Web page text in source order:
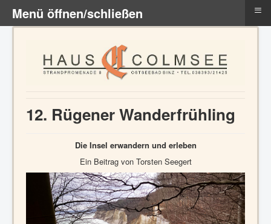
12. Rügener Wanderfrühling
Die Insel erwandern und erleben
Ein Beitrag von Torsten Seegert
Menü öffnen/schließen ≡